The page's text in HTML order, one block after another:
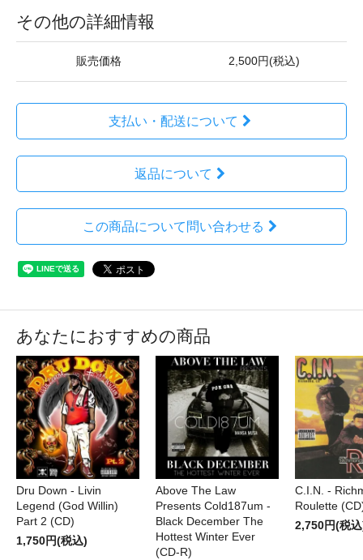
その他の詳細情報
販売価格 2,500円(税込)
支払い・配送について
返品について
この商品について問い合わせる
あなたにおすすめの商品
Dru Down - Livin
Legend (God Willin)
Part 2 (CD)
1,750円(税込)
Above The Law
Presents Cold187um -
Black December The
Hottest Winter Ever
(CD-R)
C.I.N. -
Roulette
2,750円(税